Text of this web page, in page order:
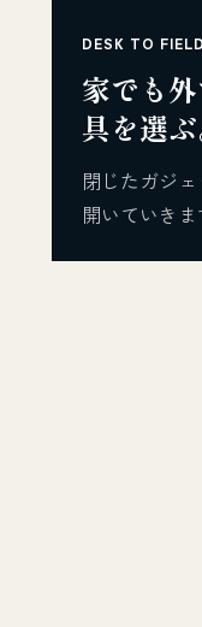
DESK TO FIELD
家でも
具を選ぶ
閉じたガジ
開いていきま